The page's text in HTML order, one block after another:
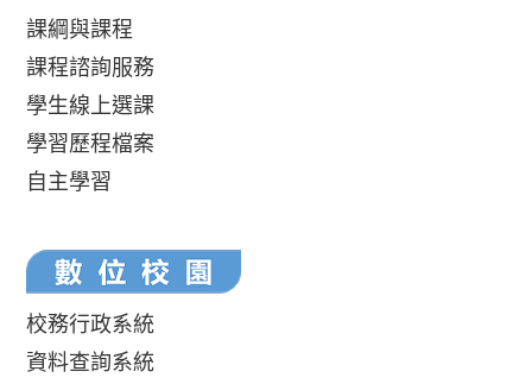
課綱與課程
課程諮詢服務
學生線上選課
學習歷程檔案
自主學習
校務行政系統
資料查詢系統